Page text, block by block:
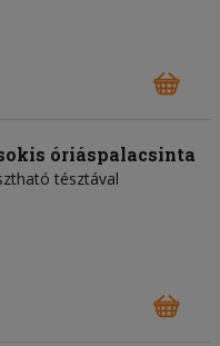
óriáspalacsinta
tésztával